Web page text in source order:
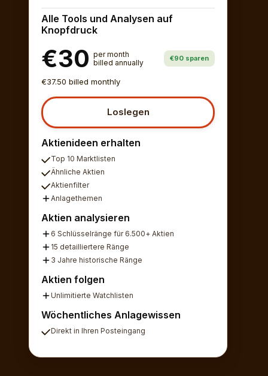
Alle Tools und Analysen auf
Knopfdruck
€30 per month
billed annually
€90 sparen
€37.50 billed monthly
Loslegen
Aktienideen erhalten
Top 10 Marktlisten
Ähnliche Aktien
Aktienfilter
Anlagethemen
Aktien analysieren
6 Schlüsselränge für 6.500+ Aktien
15 detailliertere Ränge
3 Jahre historische Ränge
Aktien folgen
Unlimitierte Watchlisten
Wöchentliches Anlagewissen
Direkt in Ihren Posteingang